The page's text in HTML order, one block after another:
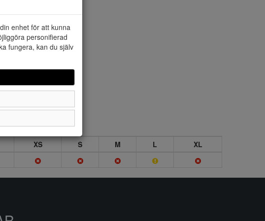
XS S M L
XL
enhet för att kunna
personifierad
fungera, kan du själv